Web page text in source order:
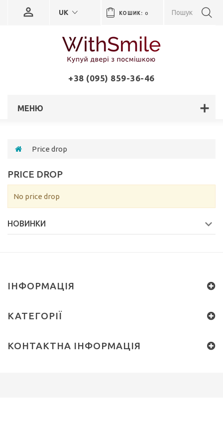
КОШИК: 0
UK
+38 (095) 859-36-46
МЕНЮ
Price drop
PRICE DROP
No price drop
НОВИНКИ
ІНФОРМАЦІЯ
КАТЕГОРІЇ
КОНТАКТНА ІНФОРМАЦІЯ